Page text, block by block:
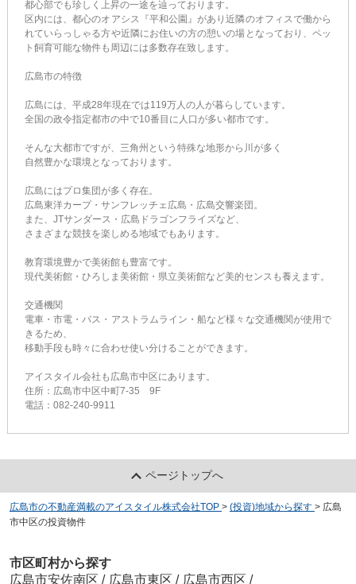
都心部でも珍しく上昇の一途を辿っております。
区内には、都心のオアシス『平和公園』があり近隣のオフィスで働から
れていらっしゃる方や近隣にお住いの方の憩いの場となっており、ペッ
ト飼育可能な物件も周辺には多数存在致します。
広島市の特徴
広島には、平成28年現在では119万人の人が暮らしています。
全国の政令指定都市の中で10番目に人口が多い都市です。
そんな大都市ですが、三角州という特殊な地形から川が多く
自然豊かな環境となっております。
広島にはプロ集団が多く存在。
広島東洋カープ・サンフレッチェ広島・広島交響楽団。
また、JTサンダース・広島ドラゴンフライズなど、
さまざまな競技を楽しめる地域でもあります。
教育環境豊かで美術館も豊富です。
現代美術館・ひろしま美術館・県立美術館など美的センスも養えます。
交通機関
電車・市電・バス・アストラムライン・船など様々な交通機関が使用で
きるため、
移動手段も時々に合わせ使い分けることができます。
アイスタイル会社も広島市中区にあります。
住所：広島市中区中町7-35 9F
電話：082-240-9911
ページトップへ
広島市の不動産満載のアイスタイル株式会社TOP > (投資)地域から探す > 広島
市中区の投資物件
市区町村から探す
広島市安佐南区 / 広島市東区 / 広島市西区 /